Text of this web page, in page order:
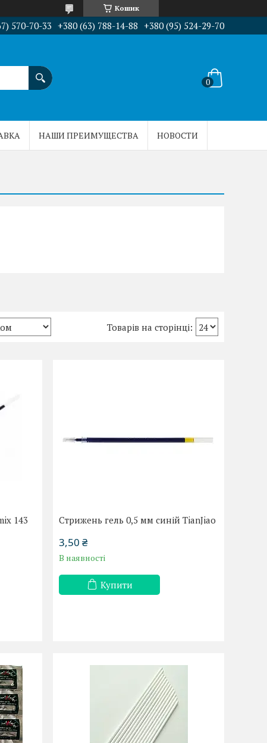
Кошик
570-70-33 +380 (63) 788-14-88 +380 (95) 524-29-70
НАШИ ПРЕИМУЩЕСТВА НОВОСТИ
143
Стрижень гель 0,5 мм синій TianJiao
3,50 ₴
В наявності
Купити